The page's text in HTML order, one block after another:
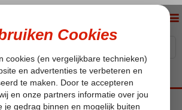
Fly & Go Culinair Livingstone Curaçao